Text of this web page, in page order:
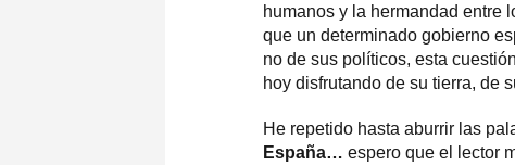
humanos y la hermandad entre
que un determinado gobierno
no de sus políticos, esta
hoy disfrutando de su tierra, de
He repetido hasta aburrir las
España… espero que el lector